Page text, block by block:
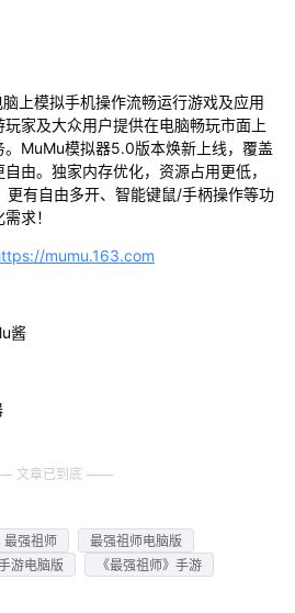
上模拟手机操作流畅运行游戏及应用
家及大众用户提供在电脑畅玩市面上
MuMu模拟器5.0版本焕新上线，覆盖
由。独家内存优化，资源占用更低，
有自由多开、智能键鼠/手柄操作等功
求！
mumu.163.com
酱
文章已到底
最强祖师
最强祖师电脑版
游电脑版 《最强祖师》手游